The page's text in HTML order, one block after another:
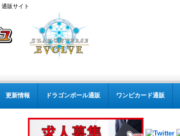
販サイト
更新情報 ドラゴンボール通販 ワンピカード通販